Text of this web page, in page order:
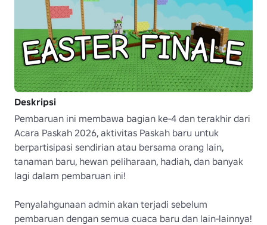
Deskripsi
Pembaruan ini membawa bagian ke-4 dan terakhir dari
Acara Paskah 2026, aktivitas Paskah baru untuk
berpartisipasi sendirian atau bersama orang lain,
tanaman baru, hewan peliharaan, hadiah, dan banyak
lagi dalam pembaruan ini!
Penyalahgunaan admin akan terjadi sebelum
pembaruan dengan semua cuaca baru dan lain-lainnya!